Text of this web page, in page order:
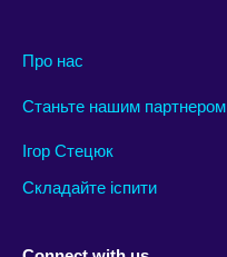
Про нас
Станьте нашим партнером
Ігор Стецюк
Складайте іспити